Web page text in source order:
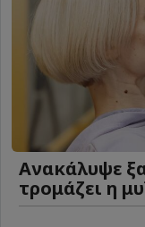
Ανακάλυψε
τρομάζει η